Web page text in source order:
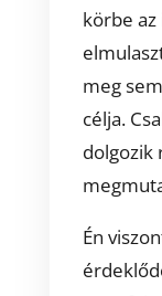
körbe
meg
célja.
dolgozik
Én